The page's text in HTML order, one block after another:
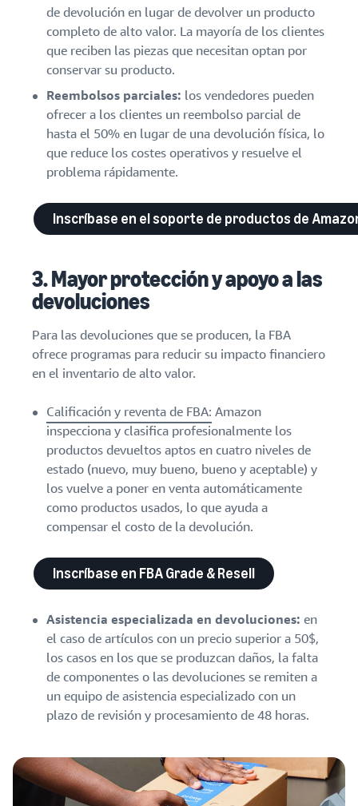
de devolución en lugar de devolver un producto
completo de alto valor. La mayoría de los clientes
que reciben las piezas que necesitan optan por
conservar su producto.
Reembolsos parciales: los vendedores pueden
ofrecer a los clientes un reembolso parcial de
hasta el 50% en lugar de una devolución física, lo
que reduce los costes operativos y resuelve el
problema rápidamente.
Inscríbase en el soporte de productos de
3. Mayor protección y apoyo a las
devoluciones
Para las devoluciones que se producen, la FBA
ofrece programas para reducir su impacto financiero
en el inventario de alto valor.
Calificación y reventa de FBA: Amazon
inspecciona y clasifica profesionalmente los
productos devueltos aptos en cuatro niveles de
estado (nuevo, muy bueno, bueno y aceptable) y
los vuelve a poner en venta automáticamente
como productos usados, lo que ayuda a
compensar el costo de la devolución.
Inscríbase en FBA Grade & Resell
Asistencia especializada en devoluciones: en
el caso de artículos con un precio superior a 50$,
los casos en los que se produzcan daños, la falta
de componentes o las devoluciones se remiten a
un equipo de asistencia especializado con un
plazo de revisión y procesamiento de 48 horas.